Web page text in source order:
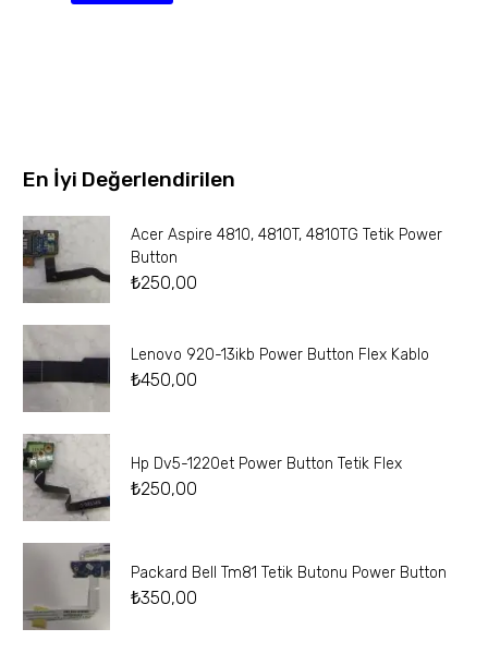
En İyi Değerlendirilen
Acer Aspire 4810, 4810T, 4810TG Tetik Power
Button
₺250,00
Lenovo 920-13ikb Power Button Flex Kablo
₺450,00
Hp Dv5-1220et Power Button Tetik Flex
₺250,00
Packard Bell Tm81 Tetik Butonu Power Button
₺350,00